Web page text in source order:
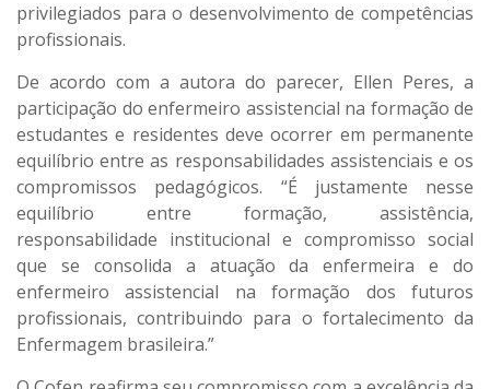
privilegiados para o desenvolvimento de competências
profissionais.
De acordo com a autora do parecer, Ellen Peres, a
participação do enfermeiro assistencial na formação de
estudantes e residentes deve ocorrer em permanente
equilíbrio entre as responsabilidades assistenciais e os
compromissos pedagógicos. “É justamente nesse
equilíbrio entre formação, assistência,
responsabilidade institucional e compromisso social
que se consolida a atuação da enfermeira e do
enfermeiro assistencial na formação dos futuros
profissionais, contribuindo para o fortalecimento da
Enfermagem brasileira.”